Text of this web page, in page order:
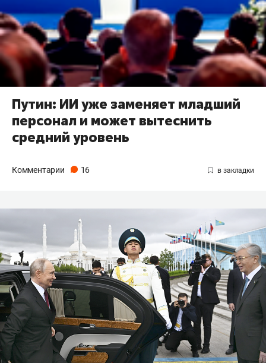
Путин: ИИ уже заменяет младший
персонал и может вытеснить
средний уровень
Комментарии 16